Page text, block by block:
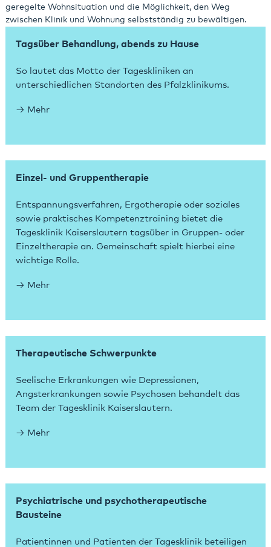
geregelte Wohnsituation und die Möglichkeit, den Weg
zwischen Klinik und Wohnung selbstständig zu bewältigen.
Tagsüber Behandlung, abends zu Hause
So lautet das Motto der Tageskliniken an
unterschiedlichen Standorten des Pfalzklinikums.
Mehr
Einzel- und Gruppentherapie
Entspannungsverfahren, Ergotherapie oder soziales
sowie praktisches Kompetenztraining bietet die
Tagesklinik Kaiserslautern tagsüber in Gruppen- oder
Einzeltherapie an. Gemeinschaft spielt hierbei eine
wichtige Rolle.
Mehr
Therapeutische Schwerpunkte
Seelische Erkrankungen wie Depressionen,
Angsterkrankungen sowie Psychosen behandelt das
Team der Tagesklinik Kaiserslautern.
Mehr
Psychiatrische und psychotherapeutische
Bausteine
Patientinnen und Patienten der Tagesklinik beteiligen